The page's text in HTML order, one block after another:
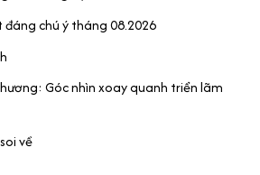
chú ý tháng 08.2026
Góc nhìn xoay quanh triển lãm
về